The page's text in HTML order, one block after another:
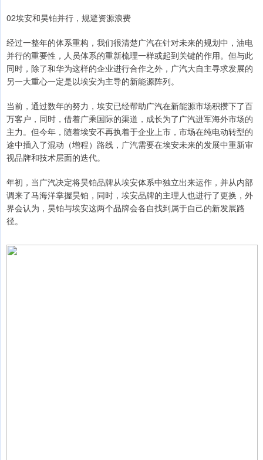
02埃安和昊铂并行，规避资源浪费
经过一整年的体系重构，我们很清楚广汽在针对未来的规划中，油电
并行的重要性，人员体系的重新梳理一样或起到关键的作用。但与此
同时，除了和华为这样的企业进行合作之外，广汽大自主寻求发展的
另一大重心一定是以埃安为主导的新能源阵列。
当前，通过数年的努力，埃安已经帮助广汽在新能源市场积攒下了百
万客户，同时，借着广乘国际的渠道，成长为了广汽进军海外市场的
主力。但今年，随着埃安不再执着于企业上市，市场在纯电动转型的
途中插入了混动（增程）路线，广汽需要在埃安未来的发展中重新审
视品牌和技术层面的迭代。
年初，当广汽决定将昊铂品牌从埃安体系中独立出来运作，并从内部
调来了马海洋掌握昊铂，同时，埃安品牌的主理人也进行了更换，外
界会认为，昊铂与埃安这两个品牌会各自找到属于自己的新发展路
径。